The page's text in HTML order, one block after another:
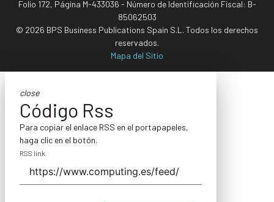
Folio 172, Página M-433036 - Número de Identificación Fiscal: B-
85062503
© 2026 BPS Business Publications Spain S.L. Todos los derechos
reservados.
Mapa del Sitio
close
Código Rss
Para copiar el enlace RSS en el portapapeles,
haga clic en el botón.
RSS link